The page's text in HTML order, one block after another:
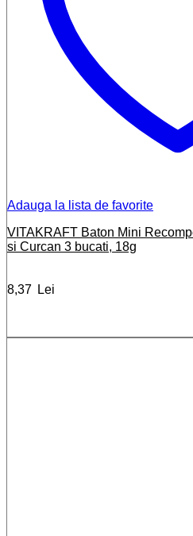
Adauga la lista de favorite
VITAKRAFT Baton Mini
si Curcan 3 bucati, 18g
8,37 Lei